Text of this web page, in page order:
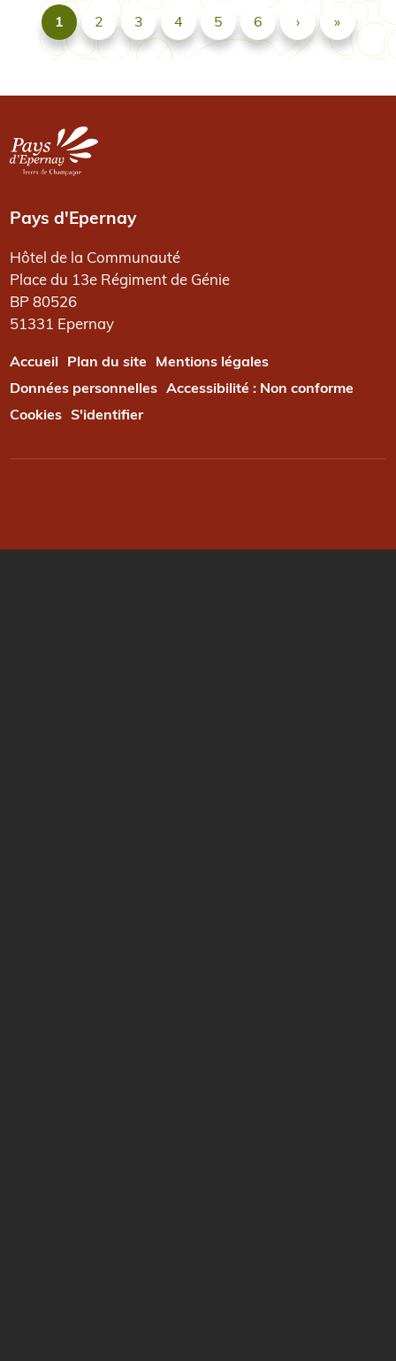
1 2 3 4 5 6 ›Page suivante
»
Image
Pays d'Epernay
Hôtel de la Communauté
Place du 13e Régiment de Génie
BP 80526
51331 Epernay
PIED DE PAGE
Accueil Plan du site Mentions légales
Données personnelles Accessibilité : Non conforme
Cookies S'identifier